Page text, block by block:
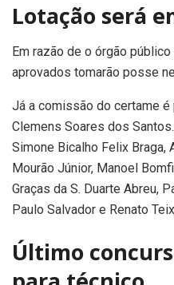
Lotação será
Em razão de o órgão
aprovados tomarão posse
Já a comissão do certame
Clemens Soares dos
Simone Bicalho Felix Braga,
Mourão Júnior, Manoel
Graças da S. Duarte Abreu,
Paulo Salvador e Renato
Último